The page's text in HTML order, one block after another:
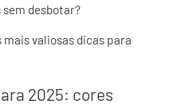
desbotar?
valiosas dicas para
2025: cores